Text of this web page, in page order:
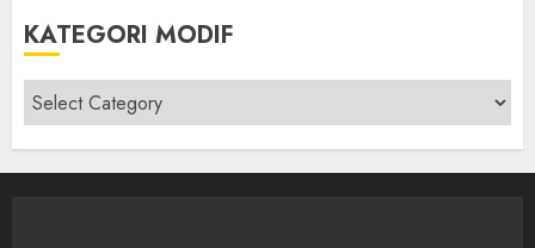
KATEGORI MODIF
Kategori
modif